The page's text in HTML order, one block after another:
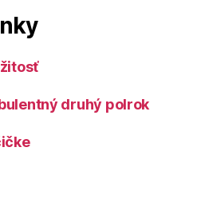
druhý polrok